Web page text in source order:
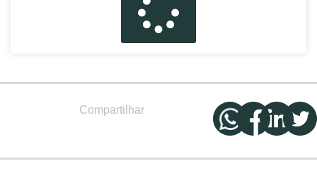
Compartilhar